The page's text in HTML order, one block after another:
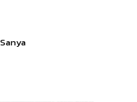
Sanya